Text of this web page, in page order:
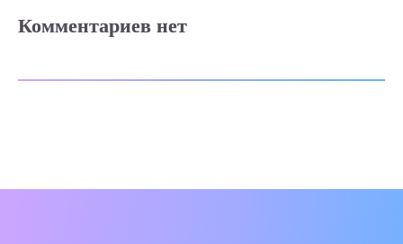
Комментариев нет